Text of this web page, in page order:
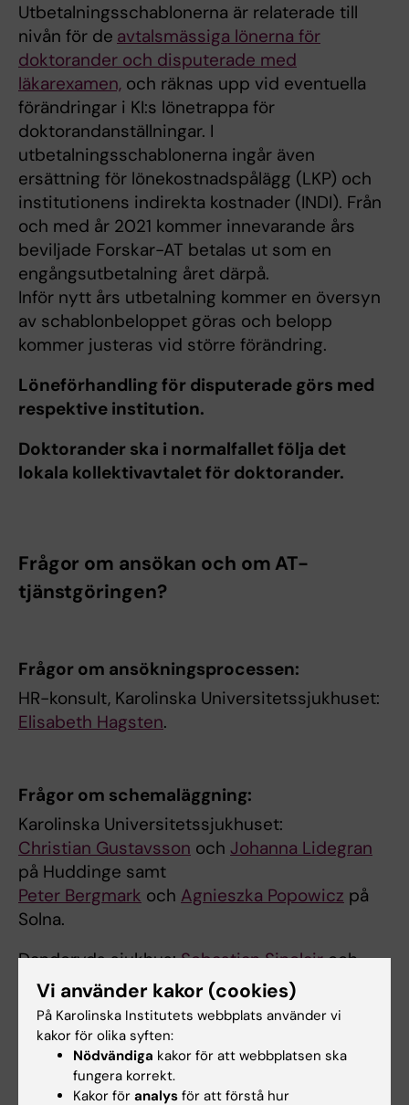
Utbetalningsschablonerna är relaterade till
nivån för de avtalsmässiga lönerna för
doktorander och disputerade med
läkarexamen, och räknas upp vid eventuella
förändringar i KI:s lönetrappa för
doktorandanställningar. I
utbetalningsschablonerna ingår även
ersättning för lönekostnadspålägg (LKP) och
institutionens indirekta kostnader (INDI). Från
och med år 2021 kommer innevarande års
beviljade Forskar-AT betalas ut som en
engångsutbetalning året därpå.
Inför nytt års utbetalning kommer en översyn
av schablonbeloppet göras och belopp
kommer justeras vid större förändring.
Löneförhandling för disputerade görs med
respektive institution.
Doktorander ska i normalfallet följa det
lokala kollektivavtalet för doktorander.
Frågor om ansökan och om AT-
tjänstgöringen?
Frågor om ansökningsprocessen:
HR-konsult, Karolinska Universitetssjukhuset:
Elisabeth Hagsten.
Frågor om schemaläggning:
Karolinska Universitetssjukhuset:
Christian Gustavsson och Johanna Lidegran
på Huddinge samt
Peter Bergmark och Agnieszka Popowicz på
Solna.
Danderyds sjukhus:Sebastian Sinclairoch
Babak Mardkhoram
Södersjukhuset:Karin Viklund
Capio S:t Göran:Katarina Hallén
Grufman, sjukhusövergripande AT-chef.
Vi använder kakor (cookies)
På Karolinska Institutets webbplats använder vi
kakor för olika syften:
Nödvändiga kakor för att webbplatsen ska
fungera korrekt.
Kakor för analys för att förstå hur